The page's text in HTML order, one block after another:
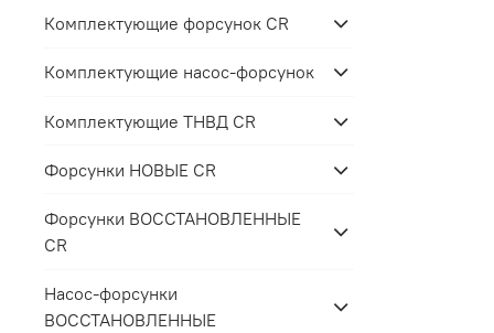
Комплектующие форсунок CR
Комплектующие насос-форсунок
Комплектующие ТНВД CR
Форсунки НОВЫЕ CR
Форсунки ВОССТАНОВЛЕННЫЕ
CR
Насос-форсунки
ВОССТАНОВЛЕННЫЕ